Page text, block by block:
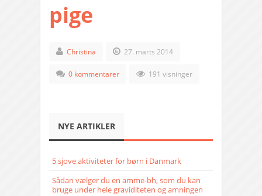
pige
Christina 27. marts 2014
0 kommentarer 191 visninger
NYE ARTIKLER
5 sjove aktiviteter for børn i Danmark
Sådan vælger du en amme-bh, som du kan
bruge under hele graviditeten og amningen